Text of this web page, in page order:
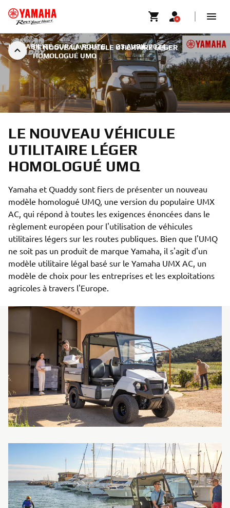
LE NOUVEAU VÉHICULE UTILITAIRE LÉGER
HOMOLOGUÉ UMQ
LA FIABILITÉ SUR LA ROUTE | 23 AVRIL 2024
LE NOUVEAU VÉHICULE
UTILITAIRE LÉGER
HOMOLOGUÉ UMQ
Yamaha et Quaddy sont fiers de présenter un nouveau
modèle homologué UMQ, une version du populaire UMX
AC, qui répond à toutes les exigences énoncées dans le
règlement européen pour l'utilisation de véhicules
utilitaires légers sur les routes publiques. Bien que l'UMQ
ne soit pas un produit de marque Yamaha, il s'agit d'un
modèle utilitaire légal basé sur le Yamaha UMX AC, un
modèle de choix pour les entreprises et les exploitations
agricoles à travers l'Europe.